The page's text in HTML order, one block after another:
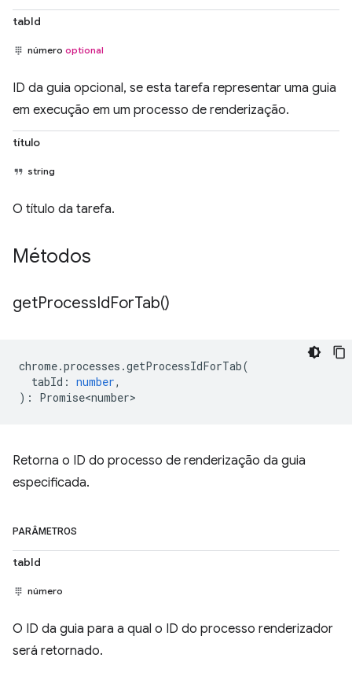
tabId
número optional
ID da guia opcional, se esta tarefa representar uma guia
em execução em um processo de renderização.
título
string
O título da tarefa.
Métodos
getProcessIdForTab()
chrome.processes .getProcessIdForTab(
tabId : number,
) : Promise<number>
Retorna o ID do processo de renderização da guia
especificada.
PARÂMETROS
tabId
número
O ID da guia para a qual o ID do processo renderizador
será retornado.